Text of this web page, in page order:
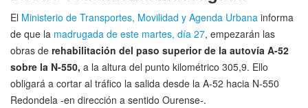
El Ministerio de Transportes, Movilidad y Agenda Urbana informa
de que la madrugada de este martes, día 27, empezarán las
obras de rehabilitación del paso superior de la autovía A-52
sobre la N-550, a la altura del punto kilométrico 305,9. Ello
obligará a cortar al tráfico la salida desde la A-52 hacia N-550
Redondela -en dirección a sentido Ourense-.